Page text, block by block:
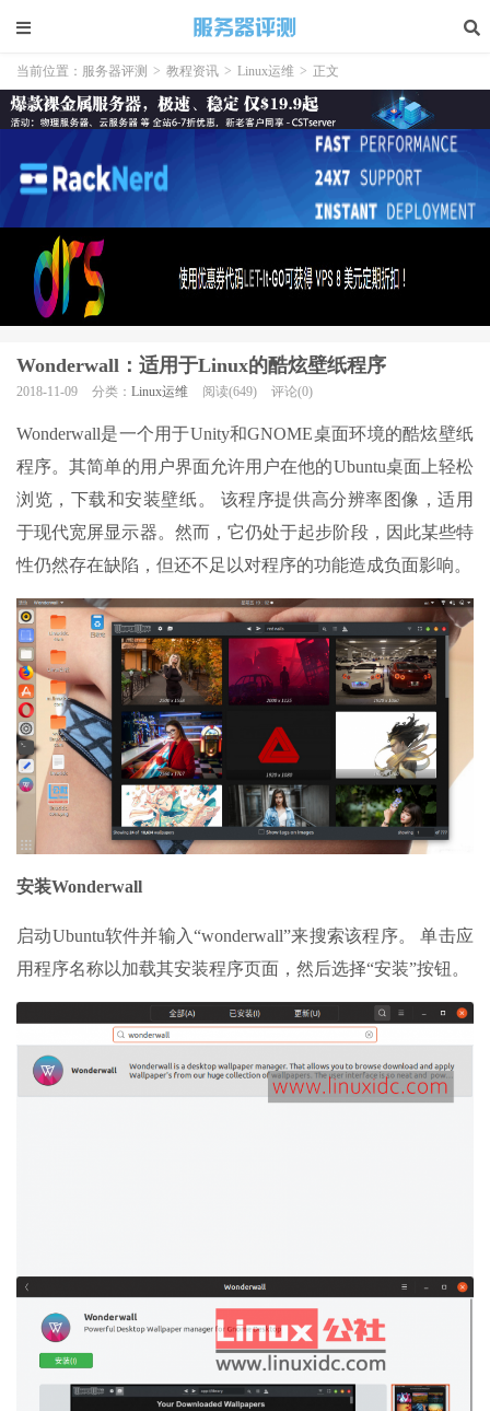
当前位置： 服务器评测 > 教程资讯 > Linux运维 > 正文
Wonderwall：适用于Linux的酷炫壁纸程序
2018-11-09 分类： Linux运维 阅读(649) 评论(0)
Wonderwall是一个用于Unity和GNOME桌面环境的酷炫壁纸
程序。其简单的用户界面允许用户在他的Ubuntu桌面上轻松
浏览，下载和安装壁纸。 该程序提供高分辨率图像，适用
于现代宽屏显示器。然而，它仍处于起步阶段，因此某些特
性仍然存在缺陷，但还不足以对程序的功能造成负面影响。
安装Wonderwall
启动Ubuntu软件并输入“wonderwall”来搜索该程序。 单击应
用程序名称以加载其安装程序页面，然后选择“安装”按钮。